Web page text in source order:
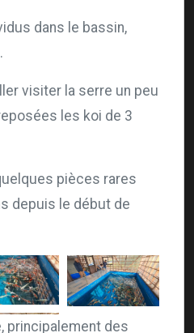
dans le bassin,
visiter la serre un peu
les koi de 3
pièces rares
depuis le début de
principalement des